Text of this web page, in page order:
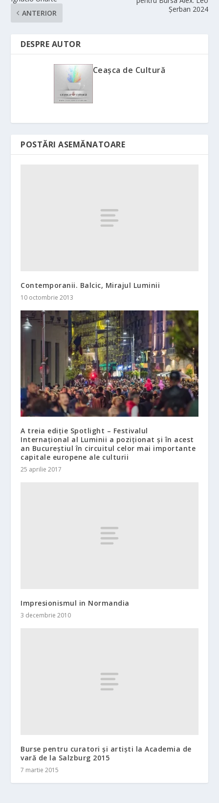
ANTERIOR
Șerban 2024
DESPRE AUTOR
Ceașca de Cultură
POSTĂRI ASEMĂNATOARE
Contemporanii. Balcic, Mirajul Luminii
10 octombrie 2013
A treia ediție Spotlight – Festivalul
Internațional al Luminii a poziționat și în acest
an Bucureștiul în circuitul celor mai importante
capitale europene ale culturii
25 aprilie 2017
Impresionismul in Normandia
3 decembrie 2010
Burse pentru curatori şi artişti la Academia de
vară de la Salzburg 2015
7 martie 2015